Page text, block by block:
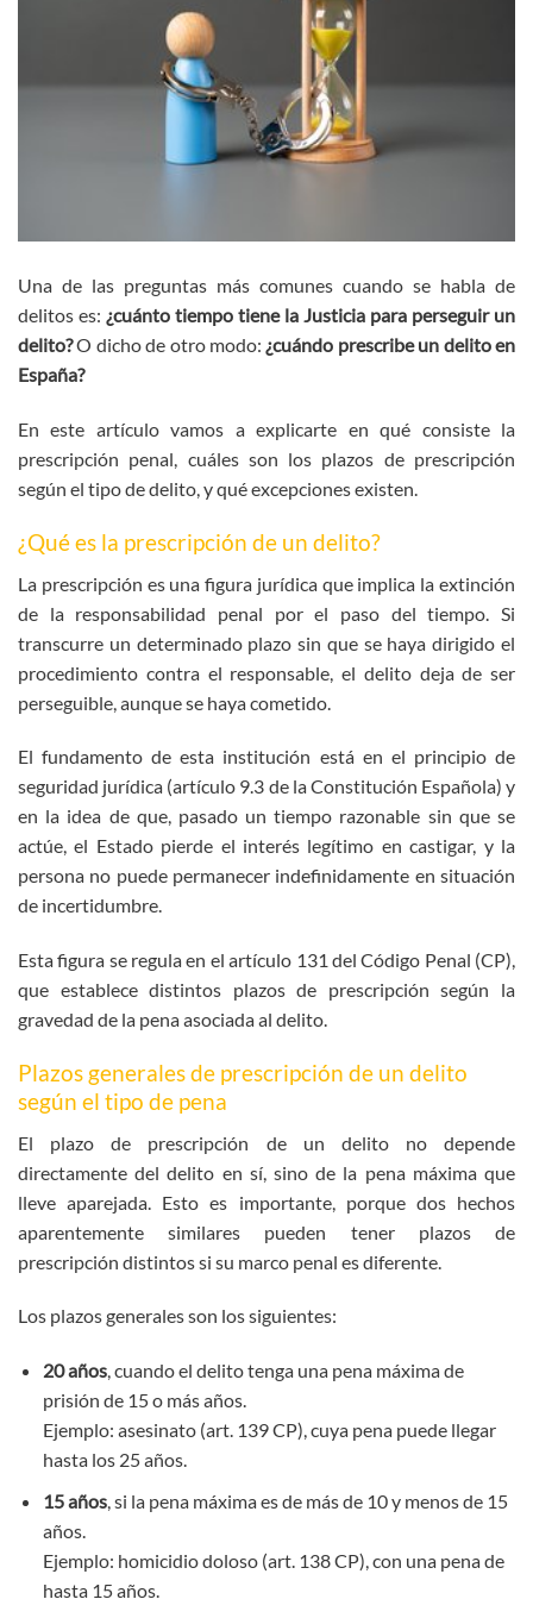
Una de las preguntas más comunes cuando se habla de
delitos es: ¿cuánto tiempo tiene la Justicia para perseguir un
delito?O dicho de otro modo:¿cuándo prescribe un delito en
España?
En este artículo vamos a explicarte en qué consiste la
prescripción penal, cuáles son los plazos de prescripción
según el tipo de delito, y qué excepciones existen.
¿Qué es la prescripción de un delito?
La prescripción es una figura jurídica que implica la extinción
de la responsabilidad penal por el paso del tiempo. Si
transcurre un determinado plazo sin que se haya dirigido el
procedimiento contra el responsable, el delito deja de ser
perseguible, aunque se haya cometido.
El fundamento de esta institución está en el principio de
seguridad jurídica (artículo 9.3 de la Constitución Española) y
en la idea de que, pasado un tiempo razonable sin que se
actúe, el Estado pierde el interés legítimo en castigar, y la
persona no puede permanecer indefinidamente en situación
de incertidumbre.
Esta figura se regula en el artículo 131 del Código Penal (CP),
que establece distintos plazos de prescripción según la
gravedad de la pena asociada al delito.
Plazos generales de prescripción de un delito
según el tipo de pena
El plazo de prescripción de un delito no depende
directamente del delito en sí, sino de la pena máxima que
lleve aparejada. Esto es importante, porque dos hechos
aparentemente similares pueden tener plazos de
prescripción distintos si su marco penal es diferente.
Los plazos generales son los siguientes:
20 años, cuando el delito tenga una pena máxima de
prisión de 15 o más años.
Ejemplo: asesinato (art. 139 CP), cuya pena puede llegar
hasta los 25 años.
15 años, si la pena máxima es de más de 10 y menos de 15
años.
Ejemplo: homicidio doloso (art. 138 CP), con una pena de
hasta 15 años.